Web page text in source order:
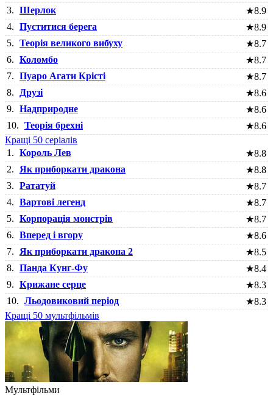
3. Шерлок ★8.9
4. Пуститися берега ★8.9
5. Теорія великого вибуху ★8.7
6. Коломбо ★8.7
7. Пуаро Агати Крісті ★8.7
8.
Друзі ★8.6
9. Надприродне ★8.6
10. Теорія брехні ★8.6
Кращі 50 серіалів
1. Король Лев ★8.8
2.
Як приборкати дракона ★8.8
3. Рататуй ★8.7
4. Вартові легенд ★8.7
5. Корпорація монстрів ★8.7
6. Вперед і вгору ★8.6
7.
Як приборкати дракона 2 ★8.5
8. Панда Кунг-Фу ★8.4
9. Крижане серце ★8.3
10. Льодовиковий період ★8.3
Кращі 50 мультфільмів
Мультфільми